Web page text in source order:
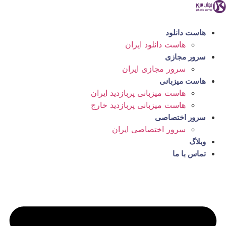
پرش
محتوا
هاست دانلود
هاست دانلود ایران
سرور مجازی
سرور مجازی ایران
هاست میزبانی
هاست میزبانی پربازدید ایران
هاست میزبانی پربازدید خارج
سرور اختصاصی
سرور اختصاصی ایران
وبلاگ
تماس با ما